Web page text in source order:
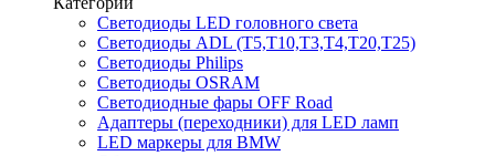
Светодиоды LED головного света
Светодиоды ADL (T5,T10,T3,T4,T20,T25)
Светодиоды Philips
Светодиоды OSRAM
Светодиодные фары OFF Road
Адаптеры (переходники) для LED ламп
LED маркеры для BMW